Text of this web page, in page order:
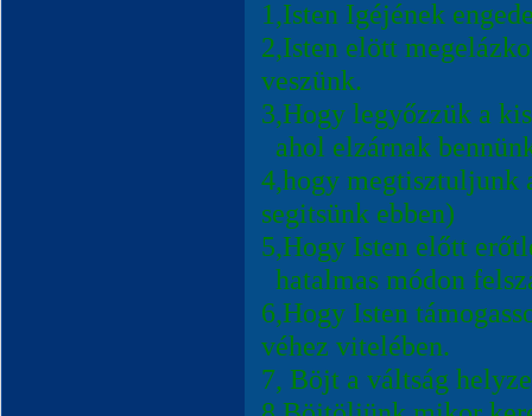
1,Isten Igéjének
2,Isten elött
veszünk.
3,Hogy legyőzzük a
ahol elzárnak
4,hogy megtisztuljunk
segitsünk ebben)
5,Hogy Isten előtt
hatalmas módon
6,Hogy Isten
véhez vitelében.
7, Böjt a váltság